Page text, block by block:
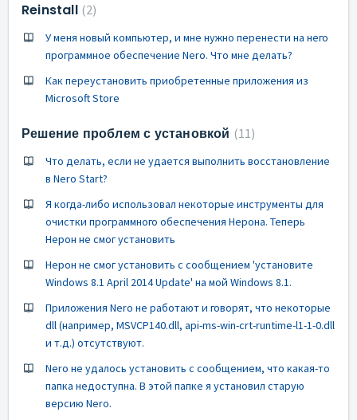
Reinstall 2
У меня новый компьютер, и мне нужно перенести на него
программное обеспечение Nero. Что мне делать?
Как переустановить приобретенные приложения из
Microsoft Store
Решение проблем с установкой 11
Что делать, если не удается выполнить восстановление
в Nero Start?
Я когда-либо использовал некоторые инструменты для
очистки программного обеспечения Нерона. Теперь
Нерон не смог установить
Нерон не смог установить с сообщением 'установите
Windows 8.1 April 2014 Update' на мой Windows 8.1.
Приложения Nero не работают и говорят, что некоторые
dll (например, MSVCP140.dll, api-ms-win-crt-runtime-l1-1-0.dll
и т.д.) отсутствуют.
Nero не удалось установить с сообщением, что какая-то
папка недоступна. В этой папке я установил старую
версию Nero.